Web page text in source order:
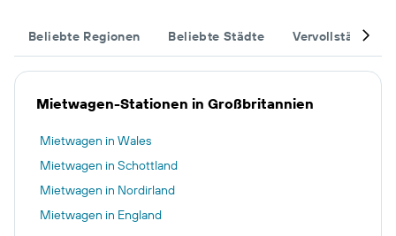
Beliebte Regionen Beliebte Städte Vervollständige
Mietwagen-Stationen in Großbritannien
Mietwagen in Wales
Mietwagen in Schottland
Mietwagen in Nordirland
Mietwagen in England